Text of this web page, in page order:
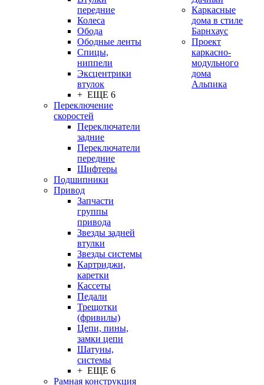
передние
Колеса
Обода
Ободные ленты
Спицы,
ниппели
Эксцентрики
втулок
+ ЕЩЕ 6
Переключение
скоростей
Переключатели
задние
Переключатели
передние
Шифтеры
Подшипники
Привод
Запчасти
группы
привода
Звезды задней
втулки
Звезды системы
Картриджи,
каретки
Кассеты
Педали
Трещотки
(фривилы)
Цепи, пины,
замки цепи
Шатуны,
системы
+ ЕЩЕ 6
Рамная конструкция
Каркасные
дома в стиле
Барнхаус
Проект
каркасно-
модульного
дома
Альпика